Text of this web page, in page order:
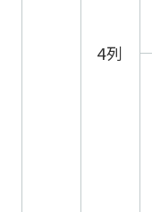
4列